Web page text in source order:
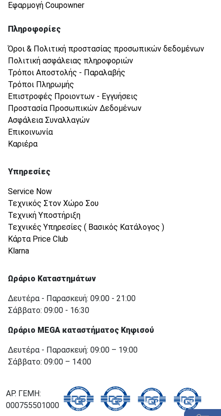
Εφαρμογή Coupowner
Πληροφορίες
Όροι & Πολιτική προστασίας προσωπικών δεδομένων
Πολιτική ασφάλειας πληροφοριών
Τρόποι Αποστολής - Παραλαβής
Τρόποι Πληρωμής
Επιστροφές Προιοντων - Εγγυήσεις
Προστασία Προσωπικών Δεδομένων
Ασφάλεια Συναλλαγών
Επικοινωνία
Καριέρα
Υπηρεσίες
Service Now
Τεχνικός Στον Χώρο Σου
Τεχνική Υποστήριξη
Τεχνικές Υπηρεσίες ( Βασικός Κατάλογος )
Κάρτα Price Club
Klarna
Ωράριο Καταστημάτων
Δευτέρα - Παρασκευή: 09:00 - 21:00
Σάββατο: 09:00 - 16:30
Ωράριο MEGA καταστήματος Κηφισού
Δευτέρα - Παρασκευή: 09:00 – 19:00
Σάββατο: 09:00 – 14:00
ΑΡ. ΓΕΜΗ:
000755501000